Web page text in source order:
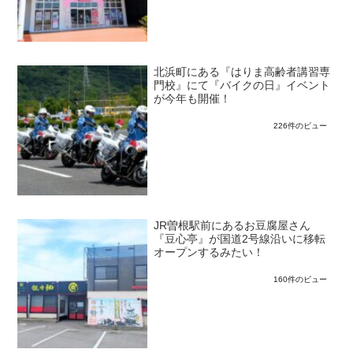
北浜町にある『はりま高齢者講習専
門校』にて『バイクの日』イベント
が今年も開催！
226件のビュー
JR曽根駅前にあるお豆腐屋さん
『豆心亭』が国道2号線沿いに移転
オープンするみたい！
160件のビュー